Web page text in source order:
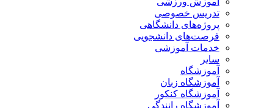
تدریس خصوصی
پروژه‌های دانشگاهی
فرصت‌های دانشجویی
خدمات آموزشی
سایر
آموزشگاه
آموزشگاه زبان
آموزشگاه کنکور
آموزشگاه رانندگی